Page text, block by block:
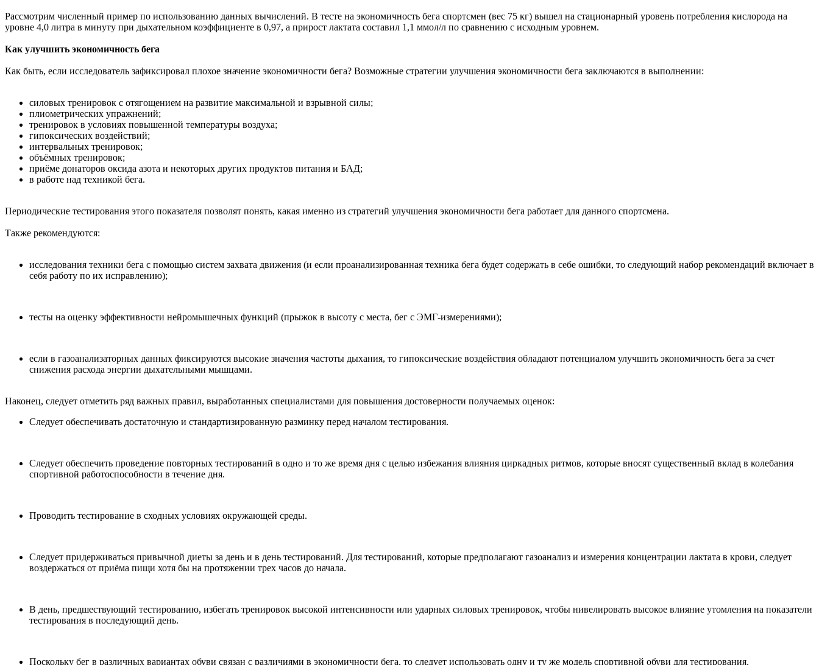
Рассмотрим численный пример по использованию данных вычислений. В тесте на экономичность бега спортсмен (вес 75 кг) вышел на стационарный уровень потребления кислорода на
уровне 4,0 литра в минуту при дыхательном коэффициенте в 0,97, а прирост лактата составил 1,1 ммол/л по сравнению с исходным уровнем.
Как улучшить экономичность бега
Как быть, если исследователь зафиксировал плохое значение экономичности бега? Возможные стратегии улучшения экономичности бега заключаются в выполнении:
силовых тренировок с отягощением на развитие максимальной и взрывной силы;
плиометрических упражнений;
тренировок в условиях повышенной температуры воздуха;
гипоксических воздействий;
интервальных тренировок;
объёмных тренировок;
приёме донаторов оксида азота и некоторых других продуктов питания и БАД;
в работе над техникой бега.
Периодические тестирования этого показателя позволят понять, какая именно из стратегий улучшения экономичности бега работает для данного спортсмена.
Также рекомендуются:
исследования техники бега с помощью систем захвата движения (и если проанализированная техника бега будет содержать в себе ошибки, то следующий набор рекомендаций включает в
себя работу по их исправлению);
тесты на оценку эффективности нейромышечных функций (прыжок в высоту с места, бег с ЭМГ-измерениями);
если в газоанализаторных данных фиксируются высокие значения частоты дыхания, то гипоксические воздействия обладают потенциалом улучшить экономичность бега за счет
снижения расхода энергии дыхательными мышцами.
Наконец, следует отметить ряд важных правил, выработанных специалистами для повышения достоверности получаемых оценок:
Следует обеспечивать достаточную и стандартизированную разминку перед началом тестирования.
Следует обеспечить проведение повторных тестирований в одно и то же время дня с целью избежания влияния циркадных ритмов, которые вносят существенный вклад в колебания
спортивной работоспособности в течение дня.
Проводить тестирование в сходных условиях окружающей среды.
Следует придерживаться привычной диеты за день и в день тестирований. Для тестирований, которые предполагают газоанализ и измерения концентрации лактата в крови, следует
воздержаться от приёма пищи хотя бы на протяжении трех часов до начала.
В день, предшествующий тестированию, избегать тренировок высокой интенсивности или ударных силовых тренировок, чтобы нивелировать высокое влияние утомления на показатели
тестирования в последующий день.
Поскольку бег в различных вариантах обуви связан с различиями в экономичности бега, то следует использовать одну и ту же модель спортивной обуви для тестирования.